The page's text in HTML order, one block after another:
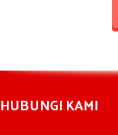
HUBUNGI KAMI